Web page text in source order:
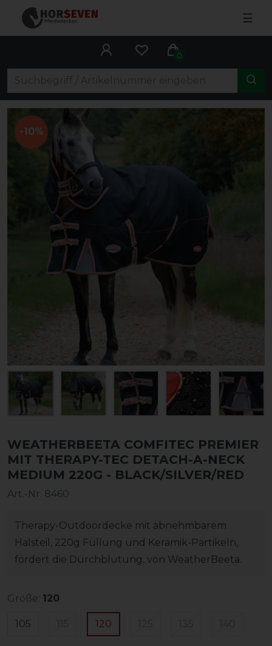
☰
0
-10%
WEATHERBEETA COMFITEC PREMIER
MIT THERAPY-TEC DETACH-A-NECK
MEDIUM 220G - BLACK/SILVER/RED
Art.-Nr: 8460
Therapy-Outdoordecke mit abnehmbarem
Halsteil, 220g Füllung und Keramik-Partikeln,
fördert die Durchblutung, von WeatherBeeta.
Größe: 120
105 120